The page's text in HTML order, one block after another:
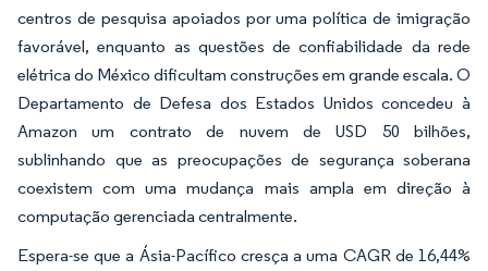
centros de pesquisa apoiados por uma política de imigração
favorável, enquanto as questões de confiabilidade da rede
elétrica do México dificultam construções em grande escala. O
Departamento de Defesa dos Estados Unidos concedeu à
Amazon um contrato de nuvem de USD 50 bilhões,
sublinhando que as preocupações de segurança soberana
coexistem com uma mudança mais ampla em direção à
computação gerenciada centralmente.
Espera-se que a Ásia-Pacífico cresça a uma CAGR de 16,44%